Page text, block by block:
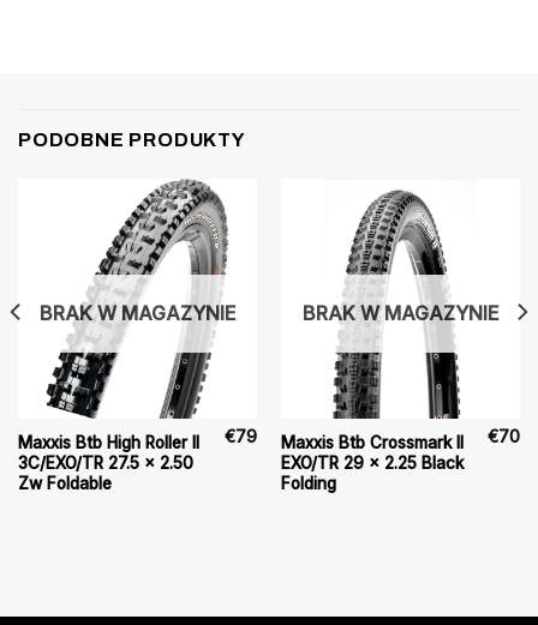
PODOBNE PRODUKTY
BRAK W MAGAZYNIE
Maxxis Btb High Roller II
3C/EXO/TR 27.5 x 2.50
Zw Foldable
€79
BRAK W MAGAZYNIE
Maxxis Btb Crossmark II
EXO/TR 29 x 2.25 Black
Folding
€70